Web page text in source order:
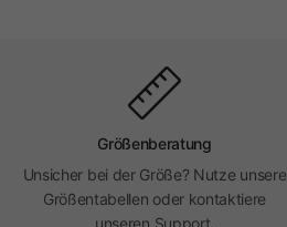
Größenberatung
Unsicher bei der Größe? Nutze unsere
Größentabellen oder kontaktiere